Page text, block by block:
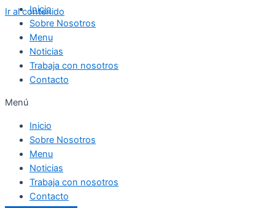
Ir al contenido
Inicio
Sobre Nosotros
Menu
Noticias
Trabaja con nosotros
Contacto
Menú
Inicio
Sobre Nosotros
Menu
Noticias
Trabaja con nosotros
Contacto